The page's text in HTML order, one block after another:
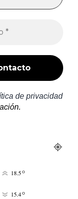
de privacidad
18.5°
15.4°